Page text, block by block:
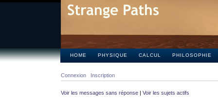
HOME PHYSIQUE CALCUL PHILOSOPHIE
Connexion Inscription
Voir les messages sans réponse | Voir les sujets actifs